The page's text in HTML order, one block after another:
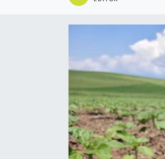
Televizyon